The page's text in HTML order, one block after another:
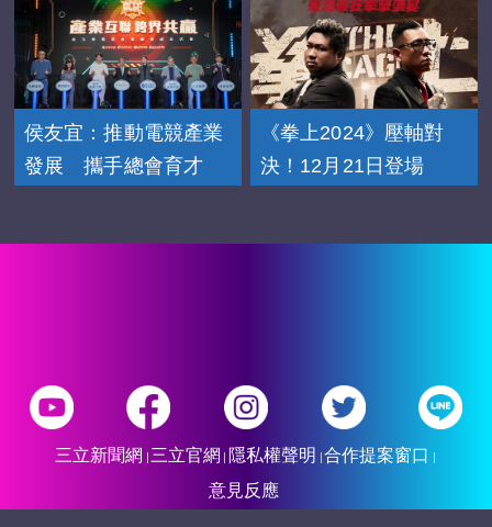
侯友宜：推動電競產業
發展 攜手總會育才
《拳上2024》壓軸對
決！12月21日登場
三立新聞網 三立官網 隱私權聲明 合作提案窗口
意見反應